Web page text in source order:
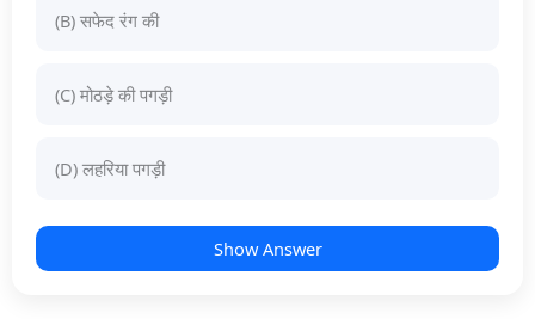
(B) सफेद रंग की
(C) मोठड़े की पगड़ी
(D) लहरिया पगड़ी
Show Answer